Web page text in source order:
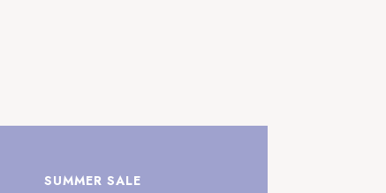
SUMMER SALE